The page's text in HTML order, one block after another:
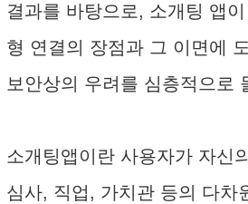
결과를 바탕으로, 소개팅 앱
형 연결의 장점과 그 이면에
보안상의 우려를 심층적으로
소개팅앱이란 사용자가 자신
심사, 직업, 가치관 등의 다차